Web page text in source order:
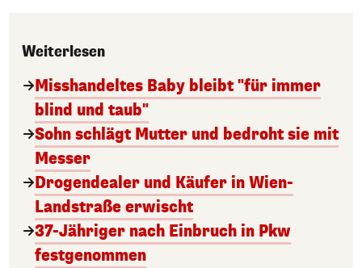
Weiterlesen
Misshandeltes Baby bleibt "für immer
blind und taub"
Sohn schlägt Mutter und bedroht sie mit
Messer
Drogendealer und Käufer in Wien-
Landstraße erwischt
37-Jähriger nach Einbruch in Pkw
festgenommen